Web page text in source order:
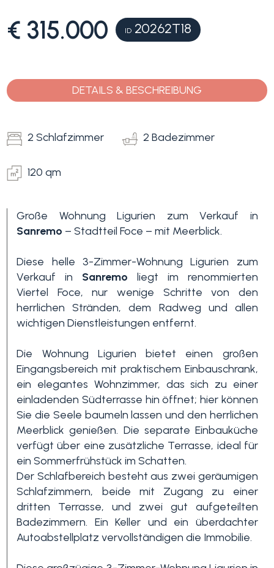
€ 315.000 ID 20262T18
DETAILS & BESCHREIBUNG
2 Schlafzimmer 2 Badezimmer
120 qm
Große Wohnung Ligurien zum Verkauf in
Sanremo – Stadtteil Foce – mit Meerblick.
Diese helle 3-Zimmer-Wohnung Ligurien zum
Verkauf in Sanremo liegt im renommierten
Viertel Foce, nur wenige Schritte von den
herrlichen Stränden, dem Radweg und allen
wichtigen Dienstleistungen entfernt.
Die Wohnung Ligurien bietet einen großen
Eingangsbereich mit praktischem Einbauschrank,
ein elegantes Wohnzimmer, das sich zu einer
einladenden Südterrasse hin öffnet; hier können
Sie die Seele baumeln lassen und den herrlichen
Meerblick genießen. Die separate Einbauküche
verfügt über eine zusätzliche Terrasse, ideal für
ein Sommerfrühstück im Schatten.
Der Schlafbereich besteht aus zwei geräumigen
Schlafzimmern, beide mit Zugang zu einer
dritten Terrasse, und zwei gut aufgeteilten
Badezimmern. Ein Keller und ein überdachter
Autoabstellplatz vervollständigen die Immobilie.
Blog
Favoriten
Mehrfachauswahl
Wohnimmobilien
Grundstücke
Schlafzimmer
Alle
2
3+